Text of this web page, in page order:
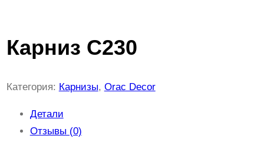
Карниз C230
Категория: Карнизы, Orac Decor
Детали
Отзывы (0)